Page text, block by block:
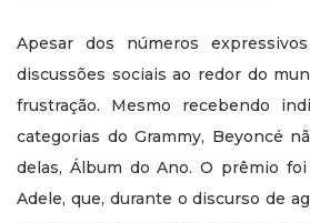
Apesar dos números
discussões sociais ao redor do
frustração. Mesmo recebendo
categorias do Grammy, Beyoncé
delas, Álbum do Ano. O prêmio
Adele, que, durante o discurso de